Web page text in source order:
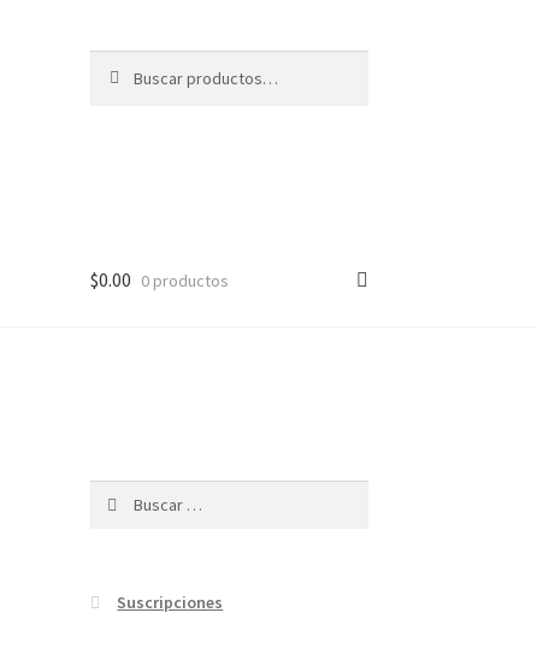
por:
$0.00 0 productos
Suscripciones